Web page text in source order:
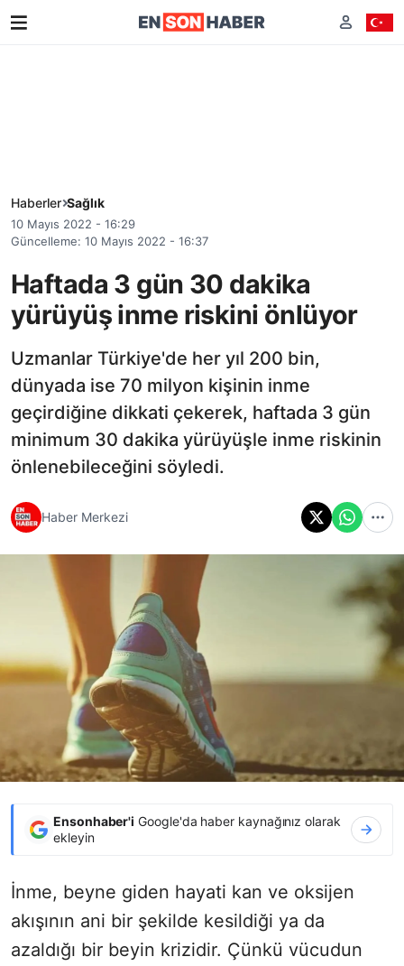
Haberler Sağlık
10 Mayıs 2022 - 16:29
Güncelleme: 10 Mayıs 2022 - 16:37
Haftada 3 gün 30 dakika
yürüyüş inme riskini önlüyor
Uzmanlar Türkiye'de her yıl 200 bin,
dünyada ise 70 milyon kişinin inme
geçirdiğine dikkati çekerek, haftada 3 gün
minimum 30 dakika yürüyüşle inme riskinin
önlenebileceğini söyledi.
Haber Merkezi
Ensonhaber'i Google'da haber kaynağınız olarak
ekleyin
İnme, beyne giden hayati kan ve oksijen
akışının ani bir şekilde kesildiği ya da
azaldığı bir beyin krizidir. Çünkü vücudun